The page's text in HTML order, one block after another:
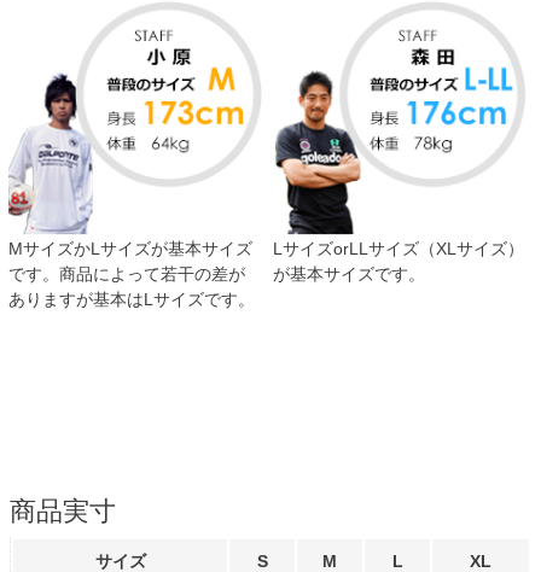
MサイズかLサイズが基本サイズ
です。商品によって若干の差が
ありますが基本はLサイズです。
LサイズorLLサイズ（XLサイズ）
が基本サイズです。
商品実寸
サイズ S M L XL